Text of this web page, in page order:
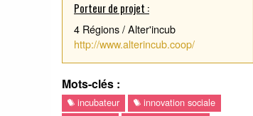
Porteur de projet :
4 Régions / Alter'incub
http://www.alterincub.coop/
Mots-clés :
incubateur
innovation sociale